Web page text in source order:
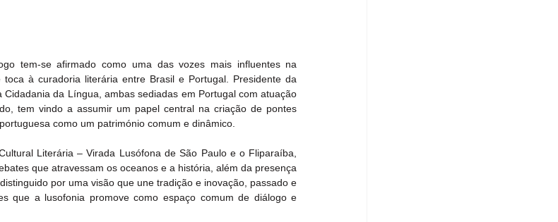
tem-se afirmado como uma das vozes mais influentes na
à curadoria literária entre Brasil e Portugal. Presidente da
da Língua, ambas sediadas em Portugal com atuação
tem vindo a assumir um papel central na criação de pontes
como um património comum e dinâmico.
Literária – Virada Lusófona de São Paulo e o Fliparaíba,
que atravessam os oceanos e a história, além da presença
por uma visão que une tradição e inovação, passado e
que a lusofonia promove como espaço comum de diálogo e